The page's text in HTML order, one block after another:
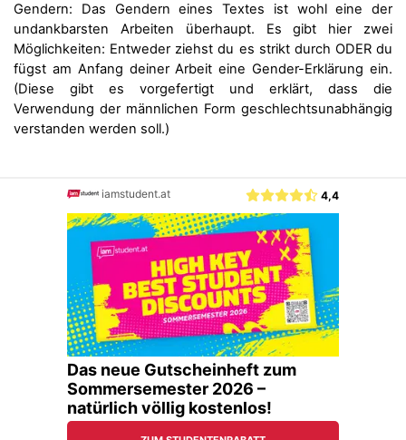
Gendern: Das Gendern eines Textes ist wohl eine der
undankbarsten Arbeiten überhaupt. Es gibt hier zwei
Möglichkeiten: Entweder ziehst du es strikt durch ODER du
fügst am Anfang deiner Arbeit eine Gender-Erklärung ein.
(Diese gibt es vorgefertigt und erklärt, dass die
Verwendung der männlichen Form geschlechtsunabhängig
verstanden werden soll.)